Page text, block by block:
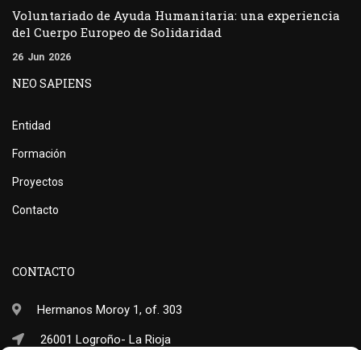
Voluntariado de Ayuda Humanitaria: una experiencia
del Cuerpo Europeo de Solidaridad
26 Jun 2026
NEO SAPIENS
Entidad
Formación
Proyectos
Contacto
CONTACTO
Hermanos Moroy 1, of. 303
26001 Logroño- La Rioja